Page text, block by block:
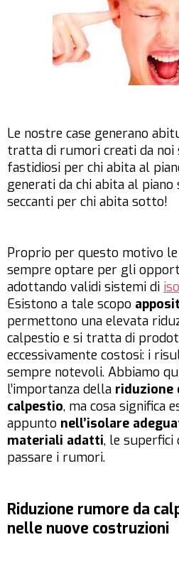
Le nostre case generano
tratta di rumori creati da noi
fastidiosi per chi abita al
generati da chi abita al
seccanti per chi abita sotto!
Proprio per questo motivo
sempre optare per gli
adottando validi sistemi di
Esistono a tale scopo
permettono una elevata
calpestio e si tratta di
eccessivamente costosi: i
sempre notevoli. Abbiamo
l’importanza della riduzione
calpestio, ma cosa significa
appunto nell’isolare
materiali adatti, le superfici
passare i rumori.
Riduzione rumore da
nelle nuove costruzioni